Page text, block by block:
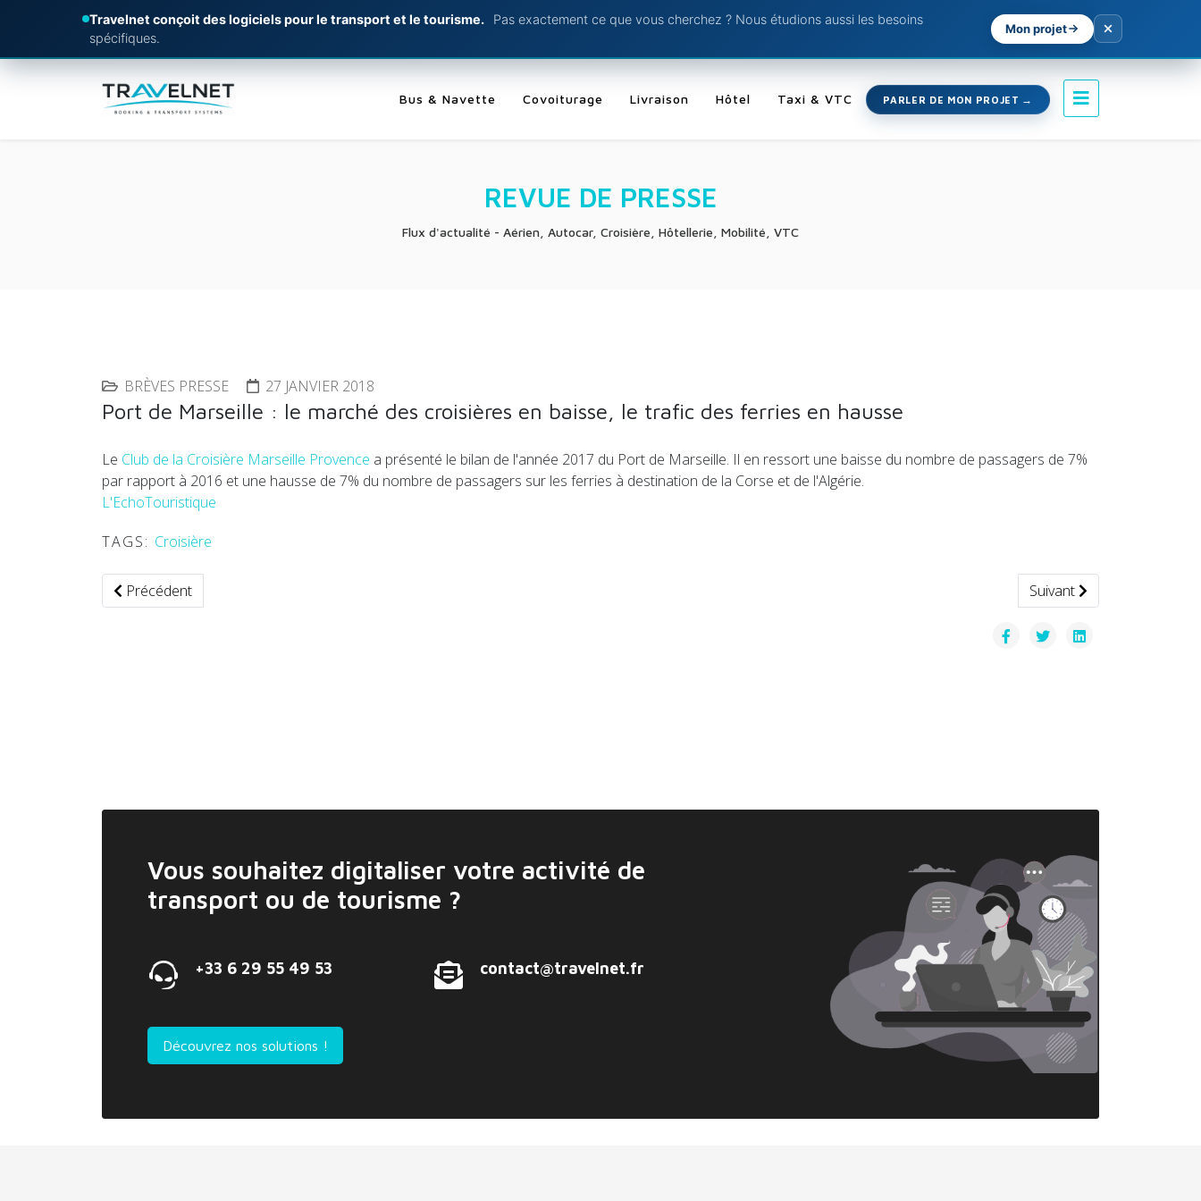
Travelnet conçoit des logiciels pour le transport et le tourisme.
Pas exactement ce que vous cherchez ? Nous étudions aussi les besoins
spécifiques.
Mon projet
Bus & Navette Covoiturage Livraison Hôtel Taxi & VTC PARLER DE MON PROJET
REVUE DE PRESSE
Flux d'actualité - Aérien, Autocar, Croisière, Hôtellerie, Mobilité, VTC
BRÈVES PRESSE 27 JANVIER 2018
Port de Marseille : le marché des croisières en baisse, le trafic des ferries en hausse
Le Club de la Croisière Marseille Provence a présenté le bilan de l'année 2017 du Port de Marseille. Il en ressort une baisse du nombre de passagers de 7%
par rapport à 2016 et une hausse de 7% du nombre de passagers sur les ferries à destination de la Corse et de l'Algérie.
L'EchoTouristique
TAGS: Croisière
Article précédent : Le bateau météo "Polarfront" va devenir un yacht de croisière de luxe
Précédent Article suivant :
Suivant
Vous souhaitez digitaliser votre activité de
transport ou de tourisme ?
+33 6 29 55 49 53 contact@travelnet.fr
Découvrez nos solutions !